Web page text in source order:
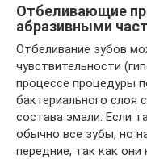
Отбеливающие
абразивными
Отбеливание зубов
чувствительности
процессе процедуры
бактериального слоя
состава эмали. Если
обычно все зубы, но
передние, так как они